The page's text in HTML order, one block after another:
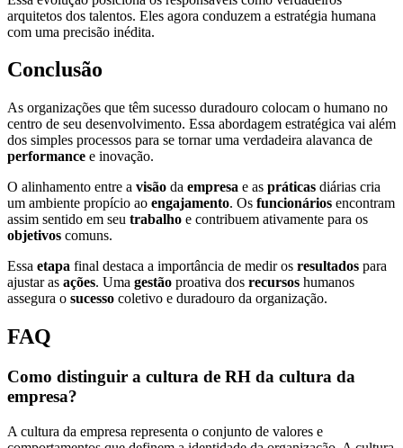
arquitetos dos talentos. Eles agora conduzem a estratégia humana
com uma precisão inédita.
Conclusão
As organizações que têm sucesso duradouro colocam o humano no
centro de seu desenvolvimento. Essa abordagem estratégica vai além
dos simples processos para se tornar uma verdadeira alavanca de
performance e inovação.
O alinhamento entre a visão da empresa e as práticas diárias cria
um ambiente propício ao engajamento. Os funcionários encontram
assim sentido em seu trabalho e contribuem ativamente para os
objetivos comuns.
Essa etapa final destaca a importância de medir os resultados para
ajustar as ações. Uma gestão proativa dos recursos humanos
assegura o sucesso coletivo e duradouro da organização.
FAQ
Como distinguir a cultura de RH da cultura da
empresa?
A cultura da empresa representa o conjunto de valores e